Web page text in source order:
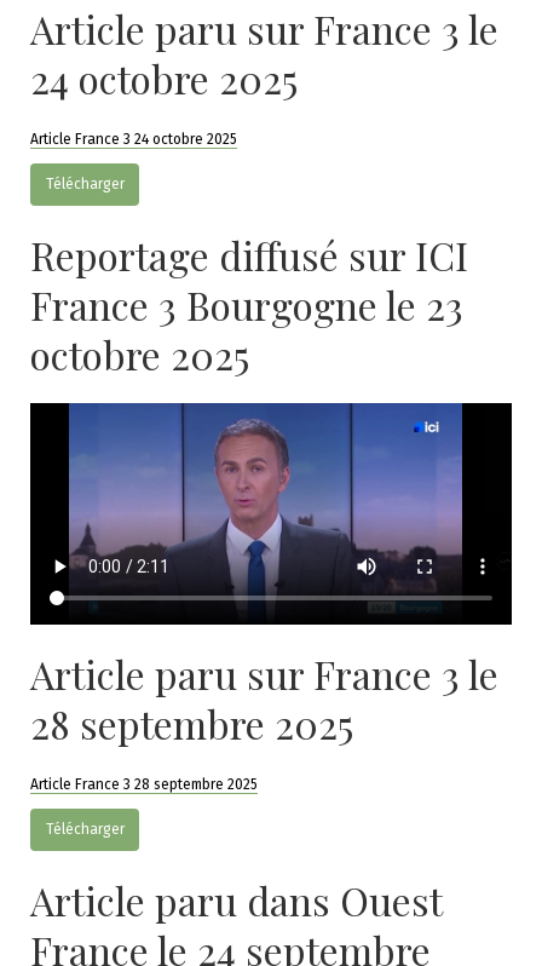
Article paru sur France 3 le
24 octobre 2025
Article France 3 24 octobre 2025
Télécharger
Reportage diffusé sur ICI
France 3 Bourgogne le 23
octobre 2025
Article paru sur France 3 le
28 septembre 2025
Article France 3 28 septembre 2025
Télécharger
Article paru dans Ouest
France le 24 septembre